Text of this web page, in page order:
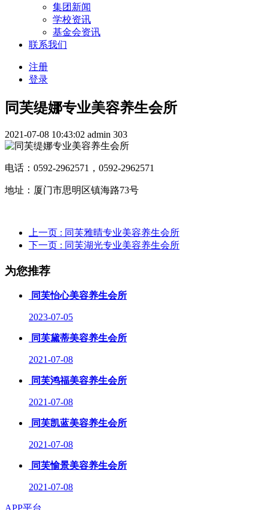
集团新闻
学校资讯
基金会资讯
联系我们
注册
登录
同芙缇娜专业美容养生会所
2021-07-08 10:43:02 admin 303
电话：0592-2962571，0592-2962571
地址：厦门市思明区镇海路73号
上一页 : 同芙雅晴专业美容养生会所
下一页 : 同芙湖光专业美容养生会所
为您推荐
同芙怡心美容养生会所
2023-07-05
同芙黛蒂美容养生会所
2021-07-08
同芙鸿福美容养生会所
2021-07-08
同芙凯蓝美容养生会所
2021-07-08
同芙愉景美容养生会所
2021-07-08